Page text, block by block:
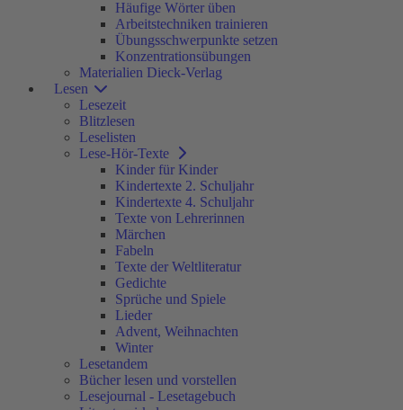
Häufige Wörter üben
Arbeitstechniken trainieren
Übungsschwerpunkte setzen
Konzentrationsübungen
Materialien Dieck-Verlag
Lesen
Lesezeit
Blitzlesen
Leselisten
Lese-Hör-Texte
Kinder für Kinder
Kindertexte 2. Schuljahr
Kindertexte 4. Schuljahr
Texte von Lehrerinnen
Märchen
Fabeln
Texte der Weltliteratur
Gedichte
Sprüche und Spiele
Lieder
Advent, Weihnachten
Winter
Lesetandem
Bücher lesen und vorstellen
Lesejournal - Lesetagebuch